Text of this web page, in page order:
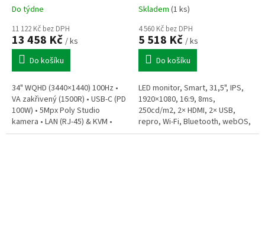
Do týdne
11 122 Kč bez DPH
13 458 Kč / ks
Do košíku
34" WQHD (3440×1440) 100Hz •
VA zakřivený (1500R) • USB-C (PD
100W) • 5Mpx Poly Studio
kamera • LAN (RJ-45) & KVM •
Repro 4x 3W • HDMI, DP •
Skladem (1 ks)
4 560 Kč bez DPH
5 518 Kč / ks
Do košíku
LED monitor, Smart, 31,5", IPS,
1920×1080, 16:9, 8ms,
250cd/m2, 2× HDMI, 2× USB,
repro, Wi-Fi, Bluetooth, webOS,
en. tř. E, bílý